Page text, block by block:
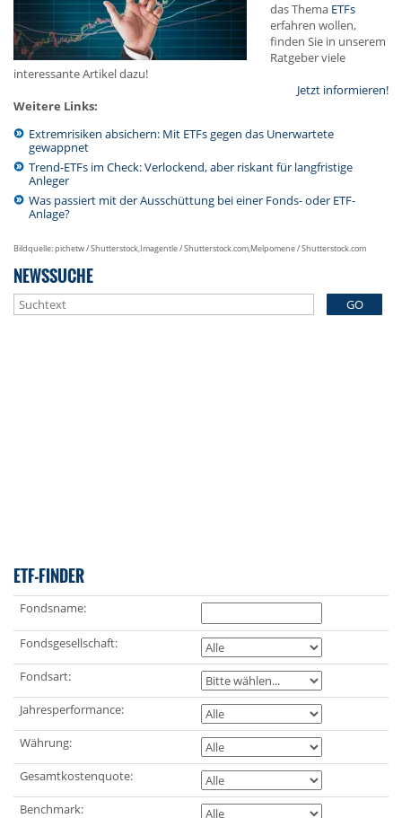
das Thema ETFs
erfahren wollen,
finden Sie in unserem
Ratgeber viele
interessante Artikel dazu!
Jetzt informieren!
Weitere Links:
Extremrisiken absichern: Mit ETFs gegen das Unerwartete
gewappnet
Trend-ETFs im Check: Verlockend, aber riskant für langfristige
Anleger
Was passiert mit der Ausschüttung bei einer Fonds- oder ETF-
Anlage?
Bildquelle: pichetw / Shutterstock,Imagentle / Shutterstock.com,Melpomene / Shutterstock.com
NEWSSUCHE
GO
ETF-FINDER
Fondsname:
Fondsgesellschaft:
Fondsart:
Jahresperformance:
Währung:
Gesamtkostenquote:
Benchmark: